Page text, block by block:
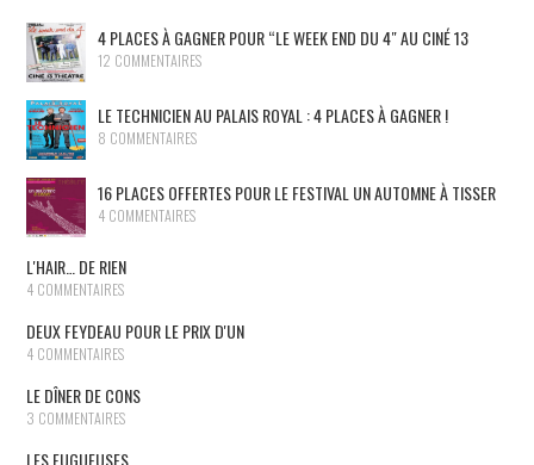
4 PLACES À GAGNER POUR “LE WEEK END DU 4″ AU CINÉ 13
12 COMMENTAIRES
LE TECHNICIEN AU PALAIS ROYAL : 4 PLACES À GAGNER !
8 COMMENTAIRES
16 PLACES OFFERTES POUR LE FESTIVAL UN AUTOMNE À TISSER
4 COMMENTAIRES
L'HAIR… DE RIEN
4 COMMENTAIRES
DEUX FEYDEAU POUR LE PRIX D'UN
4 COMMENTAIRES
LE DÎNER DE CONS
3 COMMENTAIRES
LES FUGUEUSES